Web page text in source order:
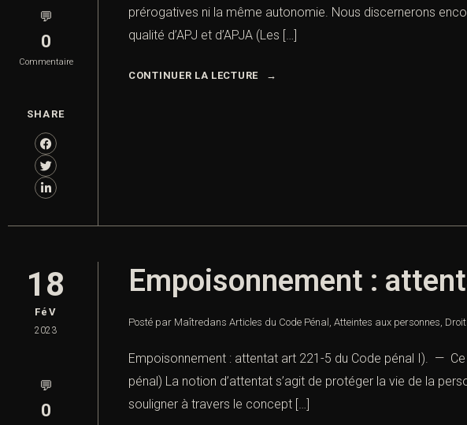
💬
0
Commentaire
SHARE
prérogatives ni la même autonomie. Nous discernerons
qualité d’APJ et d’APJA (Les […]
CONTINUER LA LECTURE
18
FéV
2023
💬
0
Empoisonnement :
Posté par Maîtredans Articles du Code Pénal , Atteintes aux personnes,
Empoisonnement : attentat art 221-5 du Code pénal I). —
pénal) La notion d’attentat s’agit de protéger la vie de la
souligner à travers le concept […]